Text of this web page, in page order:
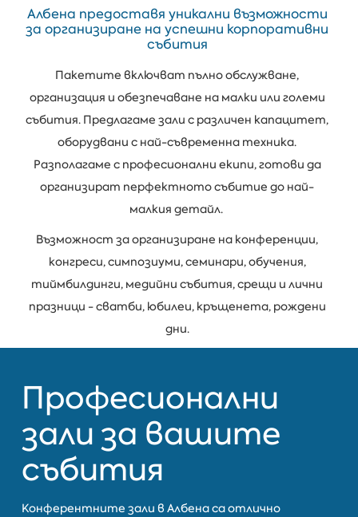
Албена предоставя уникални възможности
за организиране на успешни корпоративни
събития
Пакетите включват пълно обслужване,
организация и обезпечаване на малки или големи
събития. Предлагаме зали с различен капацитет,
оборудвани с най-съвременна техника.
Разполагаме с професионални екипи, готови да
организират перфектното събитие до най-
малкия детайл.
Възможност за организиране на конференции,
конгреси, симпозиуми, семинари, обучения,
тиймбилдинги, медийни събития, срещи и лични
празници - сватби, юбилеи, кръщенета, рождени
дни.
Професионални
зали за вашите
събития
Конферентните зали в Албена са отлично